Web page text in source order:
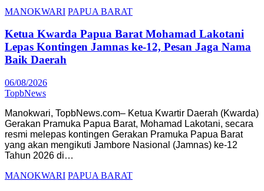
MANOKWARI PAPUA BARAT
Ketua Kwarda Papua Barat Mohamad Lakotani
Lepas Kontingen Jamnas ke-12, Pesan Jaga Nama
Baik Daerah
06/08/2026
TopbNews
Manokwari, TopbNews.com– Ketua Kwartir Daerah (Kwarda)
Gerakan Pramuka Papua Barat, Mohamad Lakotani, secara
resmi melepas kontingen Gerakan Pramuka Papua Barat
yang akan mengikuti Jambore Nasional (Jamnas) ke-12
Tahun 2026 di…
MANOKWARI PAPUA BARAT